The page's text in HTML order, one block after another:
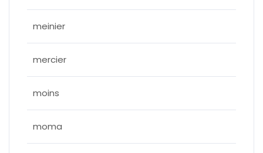
meinier
mercier
moins
moma